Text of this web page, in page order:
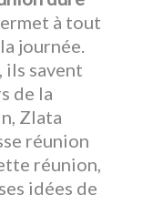
à tout
journée.
ils savent
de la
Zlata
réunion
réunion,
idées de